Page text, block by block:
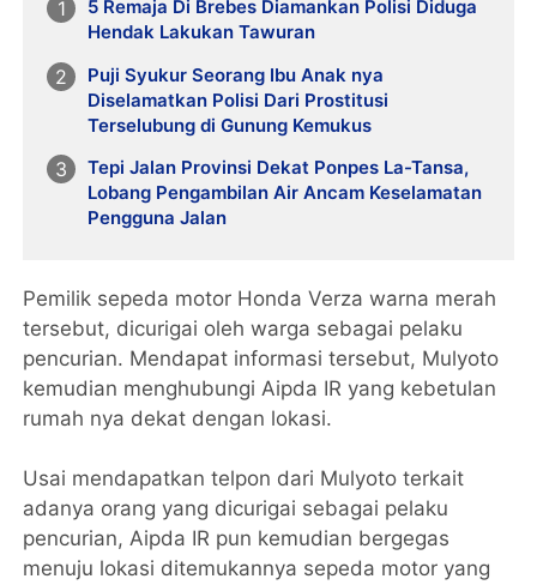
5 Remaja Di Brebes Diamankan Polisi Diduga
Hendak Lakukan Tawuran
Puji Syukur Seorang Ibu Anak nya
Diselamatkan Polisi Dari Prostitusi
Terselubung di Gunung Kemukus
Tepi Jalan Provinsi Dekat Ponpes La-Tansa,
Lobang Pengambilan Air Ancam Keselamatan
Pengguna Jalan
Pemilik sepeda motor Honda Verza warna merah
tersebut, dicurigai oleh warga sebagai pelaku
pencurian. Mendapat informasi tersebut, Mulyoto
kemudian menghubungi Aipda IR yang kebetulan
rumah nya dekat dengan lokasi.
Usai mendapatkan telpon dari Mulyoto terkait
adanya orang yang dicurigai sebagai pelaku
pencurian, Aipda IR pun kemudian bergegas
menuju lokasi ditemukannya sepeda motor yang